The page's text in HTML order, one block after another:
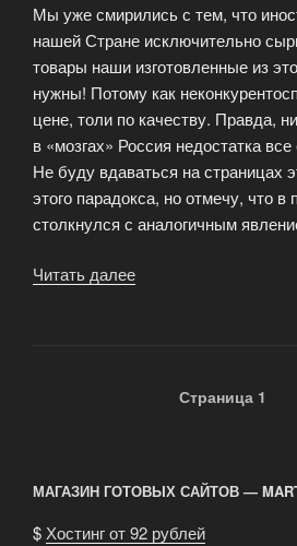
Вы
не
остограммились,
а
ополлитрились!»»
Мы уже смирились с тем, что
нашей Стране исключительно
товары наши изготовленные из
нужны! Потому как
цене, толи по качеству. Правда,
в «мозгах» Россия недостатка
Не буду вдаваться на страницах
этого парадокса, но отмечу, что в
столкнулся с аналогичным
Читать далее
Страница 1
МАГАЗИН ГОТОВЫХ САЙТОВ —
$ Хостинг от 92 рублей